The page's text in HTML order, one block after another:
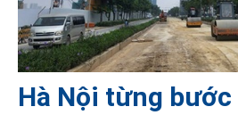
Hà Nội từng